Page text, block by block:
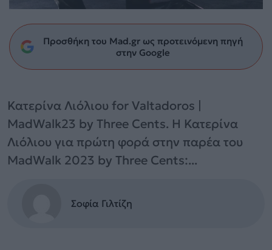
Προσθήκη του Mad.gr ως προτεινόμενη πηγή
στην Google
Κατερίνα Λιόλιου for Valtadoros |
MadWalk23 by Three Cents. Η Κατερίνα
Λιόλιου για πρώτη φορά στην παρέα του
MadWalk 2023 by Three Cents:...
Σοφία Γιλτίζη